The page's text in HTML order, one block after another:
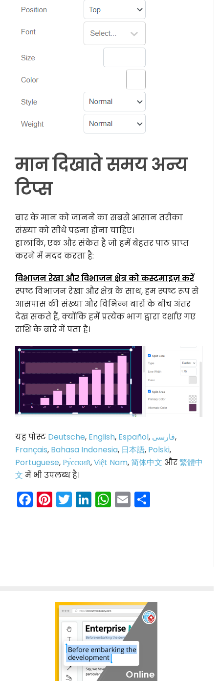
मान दिखाते समय अन्य
टिप्स
बार के मान को जानने का सबसे आसान तरीका
संख्या को सीधे पढ़ना होना चाहिए।
हालांकि, एक और संकेत है जो हमें बेहतर पाठ प्राप्त
करने में मदद करता है:
विभाजन रेखा और विभाजन क्षेत्र को कस्टमाइज़ करें
स्पष्ट विभाजन रेखा और क्षेत्र के साथ, हम स्पष्ट रूप से
आसपास की संख्या और विभिन्न बारों के बीच अंतर
देख सकते हैं, क्योंकि हमें प्रत्येक भाग द्वारा दर्शाए गए
राशि के बारे में पता है।
यह पोस्ट Deutsche, English, Español, فارسی,
Français, Bahasa Indonesia, 日本語, Polski,
Portuguese,Ру́сский,Việt Nam,简体中文 और繁體中
文 में भी उपलब्ध है।
Facebook
Pinterest
Twitter
LinkedIn
WhatsApp
Email